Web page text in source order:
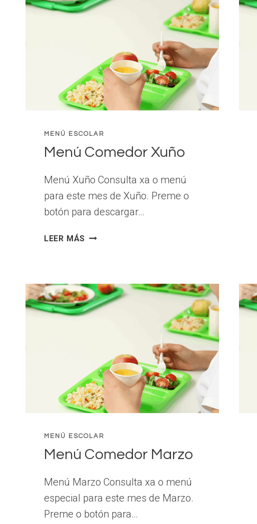
MENÚ ESCOLAR
Menú Comedor Xuño
Menú Xuño Consulta xa o menú
para este mes de Xuño. Preme o
botón para descargar…
LEER MÁS MENÚ
MENÚ ESCOLAR
Menú Comedor Marzo
Menú Marzo Consulta xa o menú
especial para este mes de Marzo.
Preme o botón para…